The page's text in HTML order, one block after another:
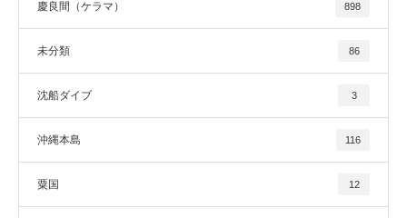
慶良間（ケラマ） 898
未分類 86
沈船ダイブ 3
沖縄本島 116
粟国 12